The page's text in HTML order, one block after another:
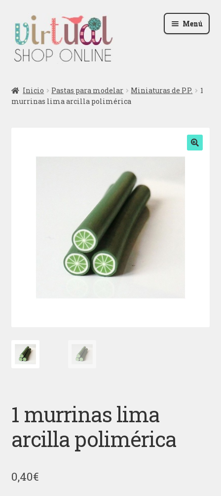
la
navegación
al
contenido
Menú
Podcast
Inicio Pastas para modelar Miniaturas de P.P.
1
murrinas lima arcilla polimérica
1 murrinas lima
arcilla polimérica
0,40€